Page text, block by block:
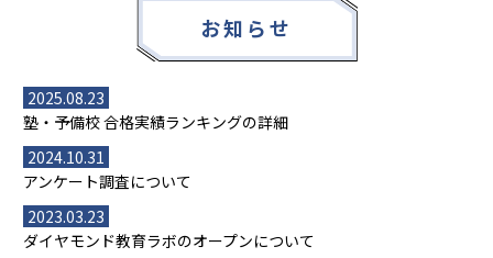
お知らせ
2025.08.23
塾・予備校 合格実績ランキングの詳細
2024.10.31
アンケート調査について
2023.03.23
ダイヤモンド教育ラボのオープンについて